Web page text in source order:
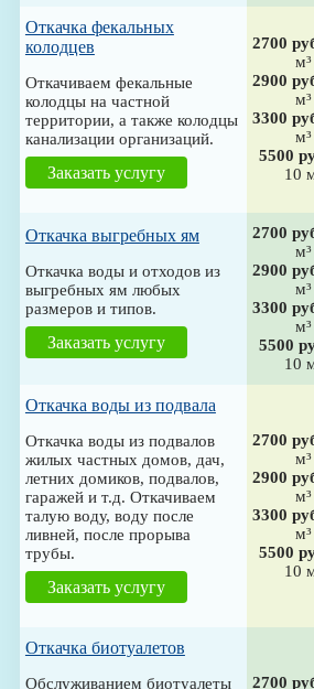
Откачка фекальных
колодцев
Откачиваем фекальные
колодцы на частной
территории, а также колодцы
канализации организаций.
Заказать услугу
2700
м³
2900
м³
3300
м³
5500
10
Откачка выгребных ям
Откачка воды и отходов из
выгребных ям любых
размеров и типов.
Заказать услугу
2700
м³
2900
м³
3300
м³
5500
10
Откачка воды из подвала
Откачка воды из подвалов
жилых частных домов, дач,
летних домиков, подвалов,
гаражей и т.д. Откачиваем
талую воду, воду после
ливней, после прорыва
трубы.
Заказать услугу
2700
м³
2900
м³
3300
м³
5500
10
Откачка биотуалетов
Обслуживанием биотуалеты
2700